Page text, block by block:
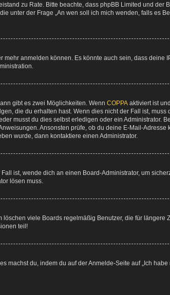
zu Rate. Bitte beachte, dass phpBB Limited und der
unter der Frage „An wen soll ich mich wenden, falls es
anmelden können. Es könnte auch sein, dass deine
gibt es zwei Möglichkeiten. Wenn COPPA aktiviert ist
die du erhalten hast. Wenn dies nicht der Fall ist, muss
musst du dies selbst erledigen oder ein Administrator.
Ansonsten prüfe, ob du deine E-Mail-Adresse
wurde, dann kontaktiere einen Administrator.
ist, wende dich an einen Board-Administrator, um
lösen muss.
viele Boards regelmäßig Benutzer, die für längere
teil!
machst du, indem du auf der Anmelde-Seite auf „Ich